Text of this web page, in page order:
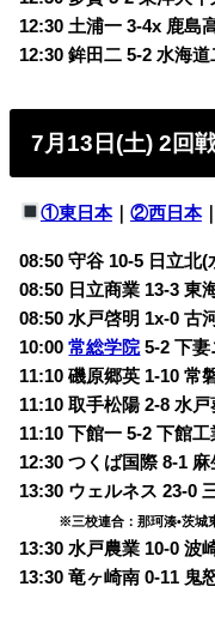
12:30 土浦一 3-4x 鹿島
12:30 鉾田二 5-2 水海道
7月13日(土) 2回
①東日本｜ ②西日本｜
08:50 守谷 10-5 日立北(
08:50 日立商業 13-3 東
08:50 水戸啓明 1x-0 古
10:00常総学院5-2 下妻
11:10 磯原郷英 1-10 常
11:10 取手松陽 2-8 水
11:10 下館一 5-2 下館工
12:30 つくば国際 8-1
13:30 ウェルネス 23-0
※三校連合：那珂湊•茨城東
13:30 水戸農業 10-0 波
13:30 竜ヶ崎南 0-11 鬼